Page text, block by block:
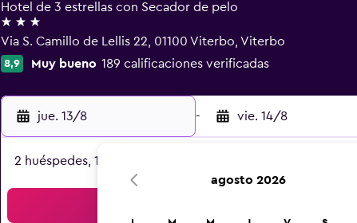
Hotel de 3 estrellas con Secador de pelo
3 estrellas
Via S. Camillo de Lellis 22, 01100 Viterbo, Viterbo
8,9 Muy bueno 189 calificaciones verificadas
jue. 13/8 - vie. 14/8
2 huéspedes, 1 habitación
agosto 2026